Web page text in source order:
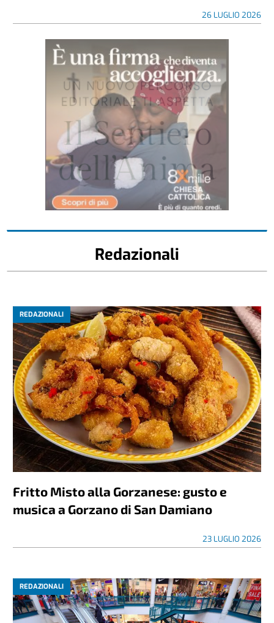
26 LUGLIO 2026
Redazionali
REDAZIONALI
Fritto Misto alla Gorzanese: gusto e
musica a Gorzano di San Damiano
23 LUGLIO 2026
REDAZIONALI